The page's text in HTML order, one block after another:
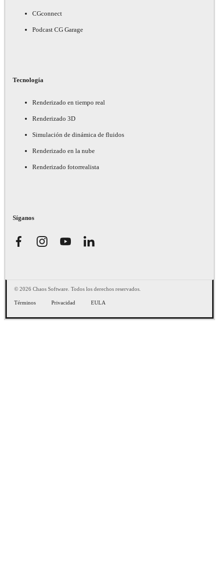
CGconnect
Podcast CG Garage
Tecnología
Renderizado en tiempo real
Renderizado 3D
Simulación de dinámica de fluidos
Renderizado en la nube
Renderizado fotorrealista
Síganos
© 2026 Chaos Software. Todos los derechos reservados.
Términos Privacidad EULA